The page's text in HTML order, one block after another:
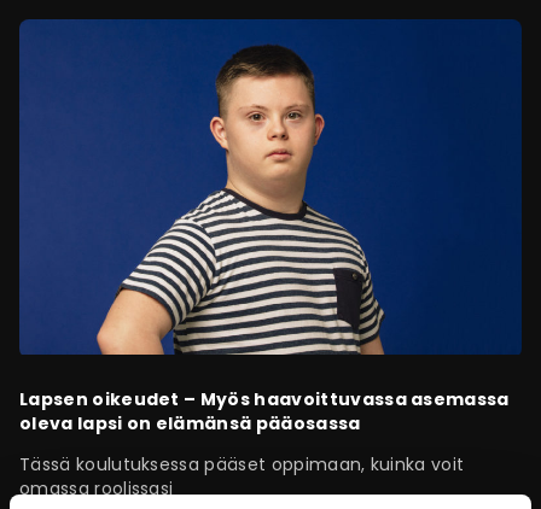
Lapsen oikeudet – Myös haavoittuvassa asemassa
oleva lapsi on elämänsä pääosassa
Tässä koulutuksessa pääset oppimaan, kuinka voit
omassa roolissasi